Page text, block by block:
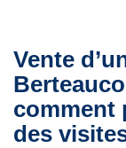
Vente
comment
des